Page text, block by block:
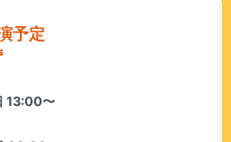
予定
13:00〜